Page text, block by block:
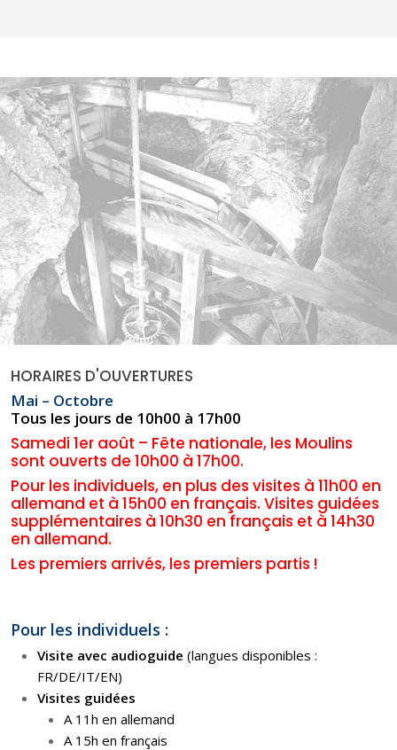
HORAIRES D'OUVERTURES
Mai – Octobre
Tous les jours de 10h00 à 17h00
Samedi 1er août – Fête nationale, les Moulins
sont ouverts de 10h00 à 17h00.
Pour les individuels, en plus des visites à 11h00 en
allemand et à 15h00 en français. Visites guidées
supplémentaires à 10h30 en français et à 14h30
en allemand.
Les premiers arrivés, les premiers partis !
Pour les individuels :
Visite avec audioguide (langues disponibles :
FR/DE/IT/EN)
Visites guidées
A 11h en allemand
A 15h en français